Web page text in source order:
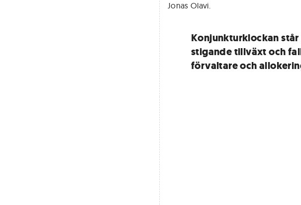
Jonas Olavi.
Konjunkturklockan
stigande tillväxt och
förvaltare och